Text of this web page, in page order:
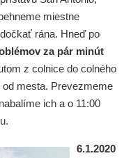
miestne
rána. Hneď po
za pár minút
z colnice do colného
mesta. Prevezmeme
ich a o 11:00
6.1.2020